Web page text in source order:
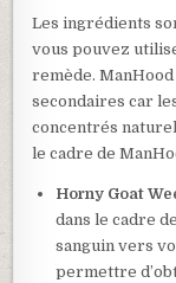
Les ingrédients
vous pouvez
remède. ManHood
secondaires car
concentrés
le cadre de
Horny Goat
dans le cadre
sanguin vers
permettre